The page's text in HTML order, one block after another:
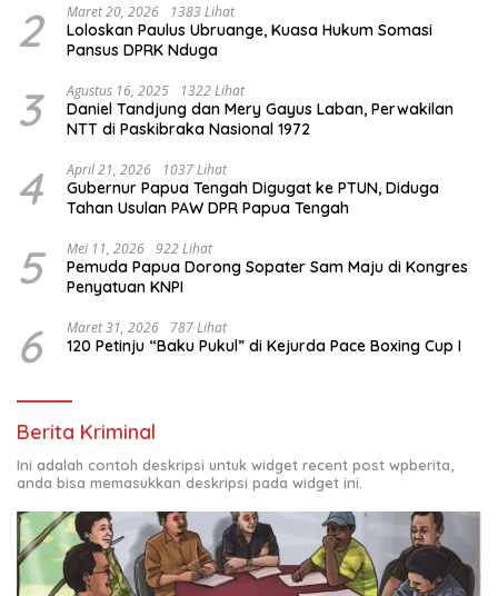
2 Maret 20, 2026 1383 Lihat
Loloskan Paulus Ubruange, Kuasa Hukum Somasi
Pansus DPRK Nduga
3 Agustus 16, 2025 1322 Lihat
Daniel Tandjung dan Mery Gayus Laban, Perwakilan
NTT di Paskibraka Nasional 1972
4 April 21, 2026 1037 Lihat
Gubernur Papua Tengah Digugat ke PTUN, Diduga
Tahan Usulan PAW DPR Papua Tengah
5 Mei 11, 2026 922 Lihat
Pemuda Papua Dorong Sopater Sam Maju di Kongres
Penyatuan KNPI
6 Maret 31, 2026 787 Lihat
120 Petinju “Baku Pukul” di Kejurda Pace Boxing Cup I
Berita Kriminal
Ini adalah contoh deskripsi untuk widget recent post wpberita,
anda bisa memasukkan deskripsi pada widget ini.